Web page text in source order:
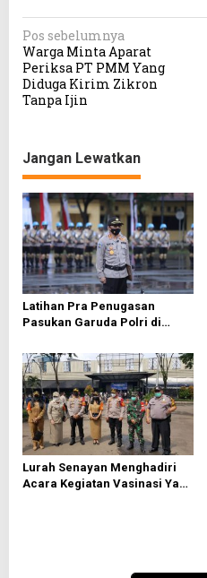
N
a
v
i
a
s
i
p
o
s
Pos sebelumnya
Warga Minta Aparat
Periksa PT PMM Yang
Diduga Kirim Zikron
Tanpa Ijin
Jangan Lewatkan
Latihan Pra Penugasan
Pasukan Garuda Polri di
Lurah Senayan Menghadiri
Acara Kegiatan Vasinasi Yang